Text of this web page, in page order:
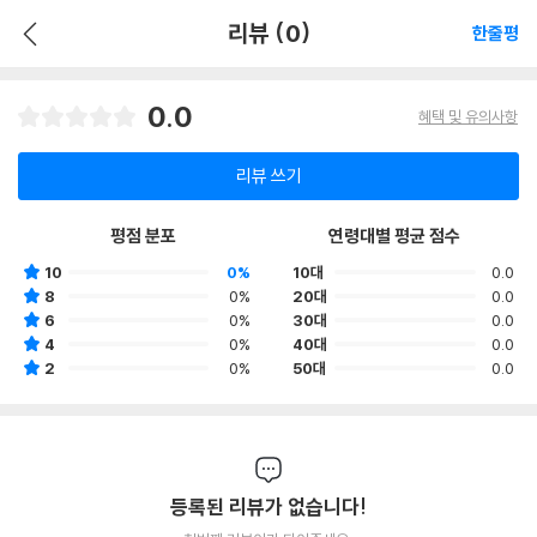
리뷰 (0) 한줄평
0.0 혜택 및 유의사항
리뷰 쓰기
평점 분포
10
0%
8
0%
6
0%
4
0%
2
0%
연령대별 평균 점수
10대
0.0
20대
0.0
30대
0.0
40대
0.0
50대
0.0
등록된 리뷰가 없습니다!